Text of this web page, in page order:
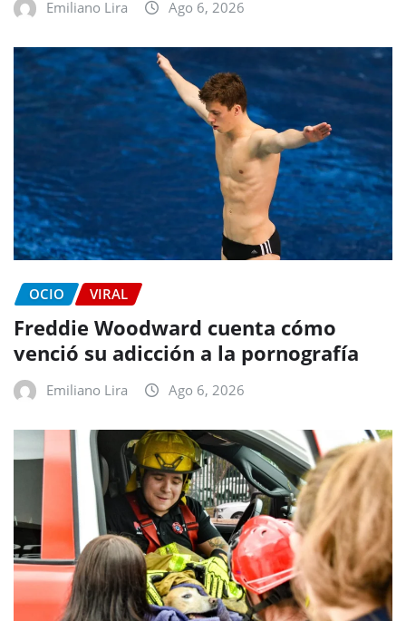
Emiliano Lira Ago 6, 2026
OCIO VIRAL
Freddie Woodward cuenta cómo
venció su adicción a la pornografía
Emiliano Lira Ago 6, 2026